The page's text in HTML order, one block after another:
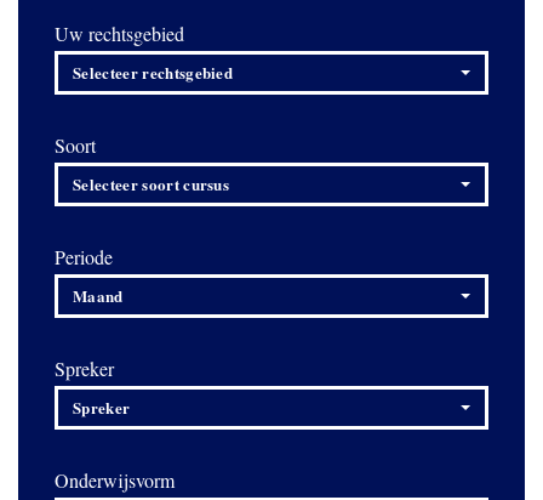
Uw rechtsgebied
Selecteer rechtsgebied
Soort
Selecteer soort cursus
Periode
Maand
Spreker
Spreker
Onderwijsvorm